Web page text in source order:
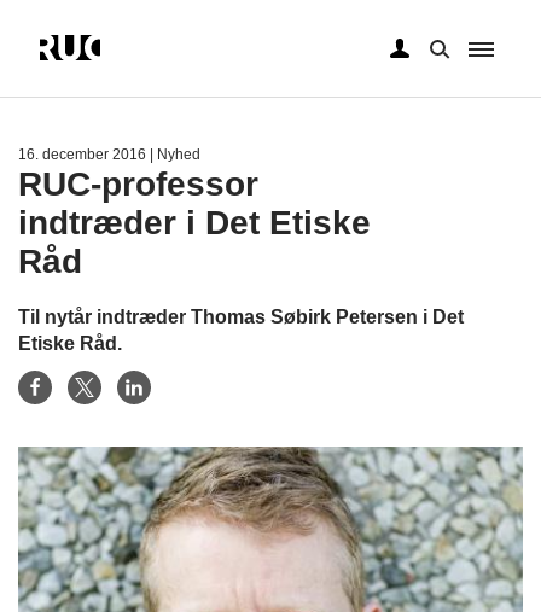
16. december 2016 | Nyhed
RUC-professor
indtræder i Det Etiske
Råd
Til nytår indtræder Thomas Søbirk Petersen i Det
Etiske Råd.